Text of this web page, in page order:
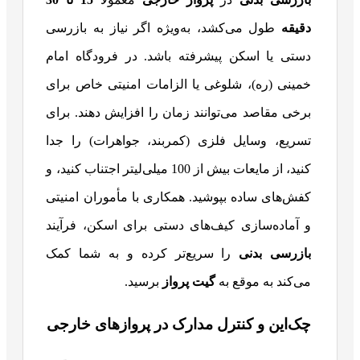
دقیقه طول می‌کشد، به‌ویژه اگر نیاز به بازرسی
دستی یا اسکن پیشرفته باشد. در فرودگاه امام
خمینی (ره)، شلوغی یا الزامات امنیتی خاص برای
برخی مقاصد می‌توانند زمان را افزایش دهند. برای
تسریع، وسایل فلزی (کمربند، جواهرات) را جدا
کنید، از مایعات بیش از 100 میلی‌لیتر اجتناب کنید، و
کفش‌های ساده بپوشید. همکاری با مأموران امنیتی
و آماده‌سازی کیف‌های دستی برای اسکن، فرآیند
بازرسی بدنی را سریع‌تر کرده و به شما کمک
می‌کند به موقع بهگیت پرواز برسید.
چک‌این و کنترل مدارک در پروازهای خارجی